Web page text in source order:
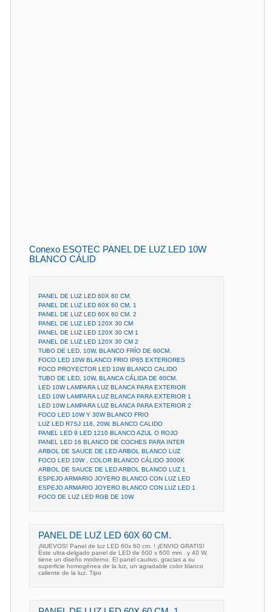
Conexo ESOTEC PANEL DE LUZ LED 10W
BLANCO CÁLID
PANEL DE LUZ LED 60X 60 CM.
PANEL DE LUZ LED 60X 60 CM. 1
PANEL DE LUZ LED 60X 60 CM. 2
PANEL DE LUZ LED 120X 30 CM
PANEL DE LUZ LED 120X 30 CM 1
PANEL DE LUZ LED 120X 30 CM 2
TUBO DE LED, 10W, BLANCO FRÍO DE 60CM.
FOCO LED 10W BLANCO FRIO IP65 EXTERIORES
FOCO PROYECTOR LED 10W BLANCO CALIDO
TUBO DE LED, 10W, BLANCA CÁLIDA DE 60CM.
LED 10W LAMPARA LUZ BLANCA PARA EXTERIOR
LED 10W LAMPARA LUZ BLANCA PARA EXTERIOR 1
LED 10W LAMPARA LUZ BLANCA PARA EXTERIOR 2
FOCO LED 10W Y 30W BLANCO FRIO
LUZ LED R7SJ 118, 20W, BLANCO CALIDO
PANEL LED 9 LED 1210 BLANCO AZUL O ROJO
PANEL LED 16 BLANCO DE COCHES PARA INTER
ARBOL DE SAUCE DE LED ARBOL BLANCO LUZ
FOCO LED 10W , COLOR BLANCO CÁLIDO 3000K
ARBOL DE SAUCE DE LED ARBOL BLANCO LUZ 1
ESPEJO ARMARIO JOYERO BLANCO CON LUZ LED
ESPEJO ARMARIO JOYERO BLANCO CON LUZ LED 1
FOCO DE LUZ LED RGB DE 10W
PANEL DE LUZ LED 60X 60 CM.
¡NUEVOS! Panel de luz LED 60x 60 cm. ! ¡ENVIO GRATIS!
Este ultra-delgado panel de LED de 600 x 600 mm . y 40 W.
tiene un diseño moderno. El panel cautivo, gracias a su
superficie homogénea de la luz, un agradable color blanco
caliente de la luz. Tipo